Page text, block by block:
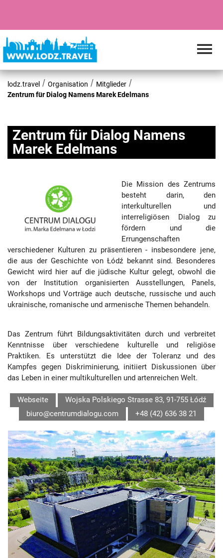
lodz.travel Organisation
Mitglieder
Zentrum für Dialog Namens Marek Edelmans
Zentrum für Dialog Namens
Marek Edelmans
Die Mission des Zentrums
besteht darin, den
interkulturellen und
interreligiösen Dialog zu
fördern und die
Errungenschaften
verschiedener Kulturen zu präsentieren - insbesondere jene,
die aus der Geschichte von Łódź bekannt sind. Besonderes
Gewicht wird hier auf die jüdische Kultur gelegt, obwohl die
von der Institution organisierten Ausstellungen, Panels,
Workshops und Vorträge auch deutsche, russische und auch
ukrainische, romanische und armenische Themen behandeln.
Das Zentrum führt Bildungsaktivitäten durch und verbreitet
Kenntnisse über verschiedene kulturelle und religiöse
Praktiken. Es unterstützt die Idee der Toleranz und des
Kampfes gegen Diskriminierung, initiiert Diskussionen über
das Leben in einer multikulturellen und artenreichen Welt.
Webseite Wojska Polskiego Strasse 83, 91-755 Łódź
biuro@centrumdialogu.com
+48 (42) 636 38 21